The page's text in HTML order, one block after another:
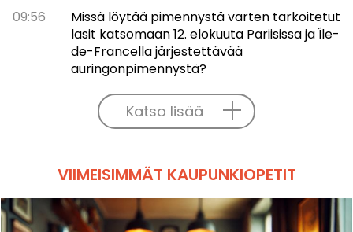
09:56
Missä löytää pimennystä varten tarkoitetut
lasit katsomaan 12. elokuuta Pariisissa ja Île-
de-Francella järjestettävää
auringonpimennystä?
Katso lisää
VIIMEISIMMÄT KAUPUNKIOPETIT